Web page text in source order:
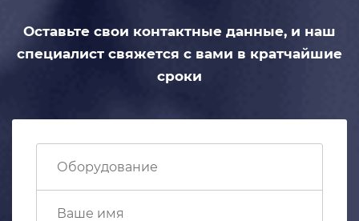
Оставьте свои контактные данные, и наш
специалист свяжется с вами в кратчайшие
сроки